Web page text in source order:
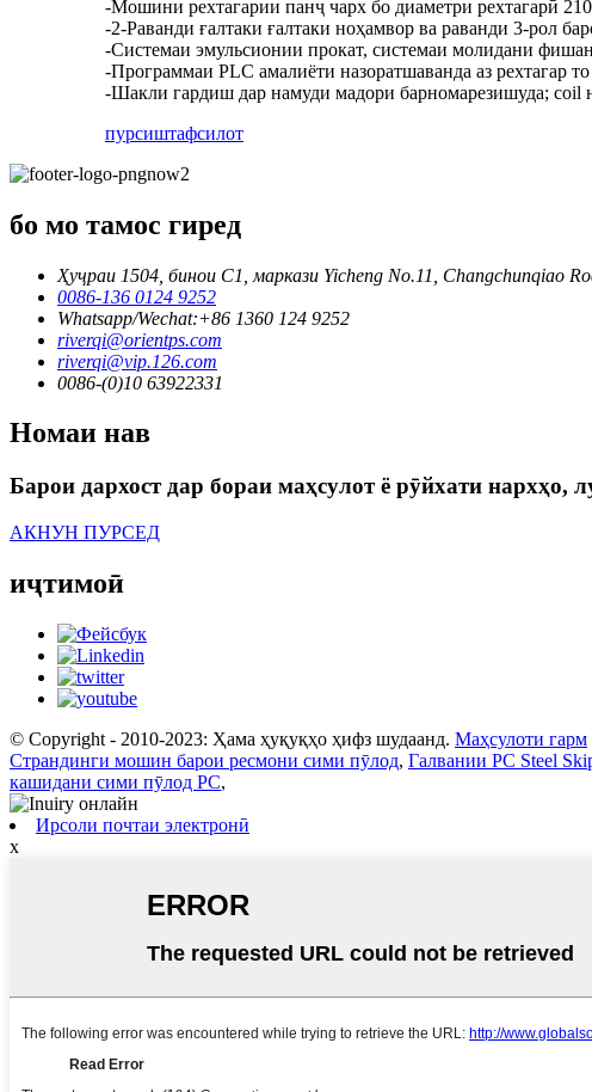
-Мошини рехтагарии панҷ чарх бо диаметри рехтагарӣ
-2-Раванди ғалтаки ғалтаки ноҳамвор ва раванди 3-рол
-Системаи эмульсионии прокат, системаи молидани
-Программаи PLC амалиёти назоратшаванда аз рехтагар
-Шакли гардиш дар намуди мадори барномарезишуда; coil
пурсиштафсилот
бо мо тамос гиред
Ҳуҷраи 1504, бинои C1, маркази Yicheng No.11, Changchunqiao
0086-136 0124 9252
Whatsapp/Wechat:+86 1360 124 9252
riverqi@orientps.com
riverqi@vip.126.com
0086-(0)10 63922331
Номаи нав
Барои дархост дар бораи маҳсулот ё рӯйхати нархҳо,
АКНУН ПУРСЕД
иҷтимоӣ
© Copyright - 2010-2023: Ҳама ҳуқуқҳо ҳифз шудаанд. Маҳсулоти гарм
Страндинги мошин барои ресмони сими пӯлод, Галвании PC Steel
кашидани сими пӯлод PC,
Ирсоли почтаи электронӣ
x